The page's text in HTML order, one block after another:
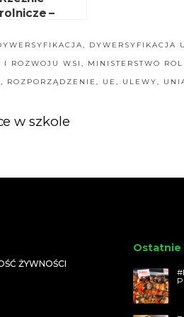
rolnicze –
rolników
, DYWERSYFIKACJA
I ROZWOJU WSI , MINISTERSTWO
, ROZPORZĄDZENIE , UE , ULEWY,
w szkole
ŻYWNOŚCI
Ostatnie